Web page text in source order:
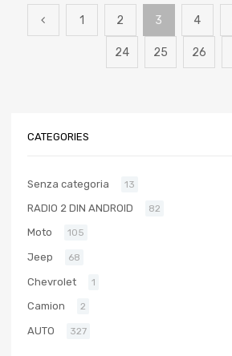
1 2 3 4
24 25 26
CATEGORIES
Senza categoria 13
RADIO 2 DIN ANDROID 82
Moto 105
Jeep 68
Chevrolet 1
Camion 2
AUTO 327